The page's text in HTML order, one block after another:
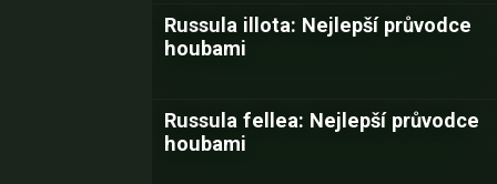
Russula illota: Nejlepší průvodce
houbami
Russula fellea: Nejlepší průvodce
houbami